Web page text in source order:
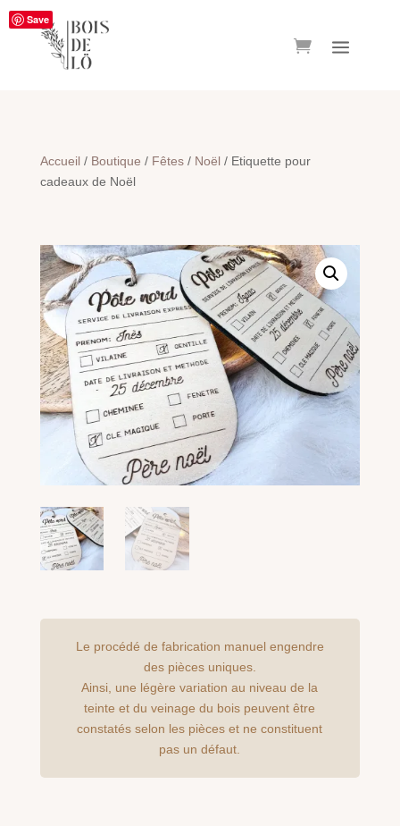
Save
Accueil / Boutique / Fêtes/ Noël / Etiquette pour
cadeaux de Noël
Le procédé de fabrication manuel engendre
des pièces uniques.
Ainsi, une légère variation au niveau de la
teinte et du veinage du bois peuvent être
constatés selon les pièces et ne constituent
pas un défaut.